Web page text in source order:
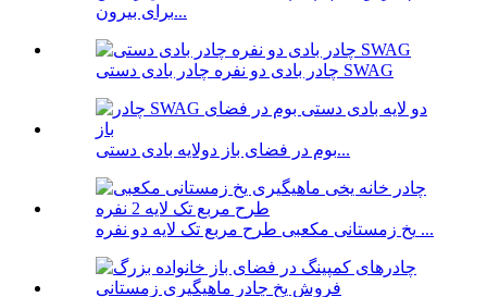
برای بیرون...
چادر بادی دو نفره چادر بادی دستی SWAG
بوم در فضای باز دولایه بادی دستی...
یخ زمستانی مکعبی طرح مربع تک لایه دو نفره ...